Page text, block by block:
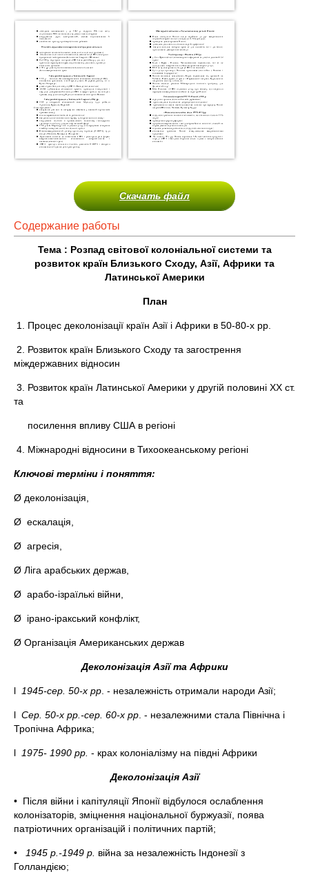
Скачать файл
Содержание работы
Тема : Розпад світової колоніальної системи та
розвиток країн Близького Сходу, Азії, Африки та
Латинської Америки
План
1. Процес деколонізації країн Азії і Африки в 50-80-х рр.
2. Розвиток країн Близького Сходу та загострення
міждержавних відносин
3. Розвиток країн Латинської Америки у другій половині ХХ ст.
та
посилення впливу США в регіоні
4. Міжнародні відносини в Тихоокеанському регіоні
Ключові терміни і поняття:
Ø деколонізація,
Ø ескалація,
Ø агресія,
Ø Ліга арабських держав,
Ø арабо-ізраїлькі війни,
Ø ірано-іракський конфлікт,
Ø Організація Американських держав
Деколонізація Азії та Африки
l 1945-сер. 50-х рр . - незалежність отримали народи Азії;
l Сер. 50-х рр.-сер. 60-х рр . - незалежними стала Північна і
Тропічна Африка;
l 1975- 1990 рр. - крах колоніалізму на півдні Африки
Деколонізація Азії
• Після війни і капітуляції Японії відбулося ослаблення
колонізаторів, зміцнення національної буржуазії, поява
патріотичних організацій і політичних партій;
• 1945 р.-1949 р. війна за незалежність Індонезії з
Голландією;